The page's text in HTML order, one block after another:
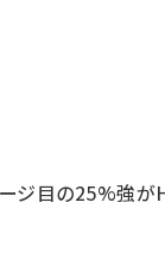
ジ目の25%強が